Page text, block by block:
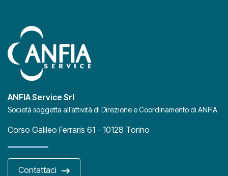
ANFIA Service Srl
Società soggetta all’attività di Direzione e Coordinamento di ANFIA
Corso Galileo Ferraris 61 - 10128 Torino
Contattaci